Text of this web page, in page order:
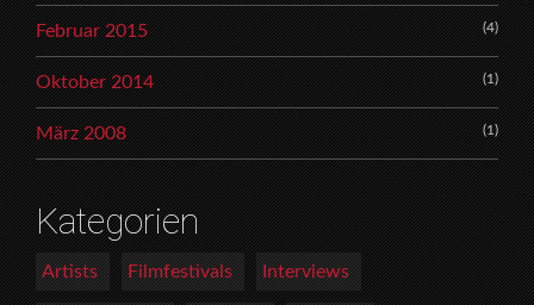
Februar 2015 (4)
Oktober 2014 (1)
März 2008 (1)
Kategorien
Artists Filmfestivals Interviews